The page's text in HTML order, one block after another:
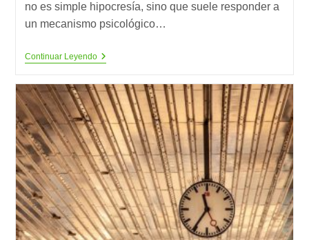
no es simple hipocresía, sino que suele responder a
un mecanismo psicológico…
Continuar LeyendoSi
La
Sostenibilidad,
¿por
Qué
Sigues
Haciendo
Esto?
La
Respuesta
Está
En
La
Disonancia
Cognitiva